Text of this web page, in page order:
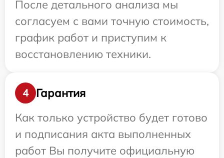
После детального анализа мы
согласуем с вами точную стоимость,
график работ и приступим к
восстановлению техники.
4
Гарантия
Как только устройство будет готово
и подписания акта выполненных
работ Вы получите официальную